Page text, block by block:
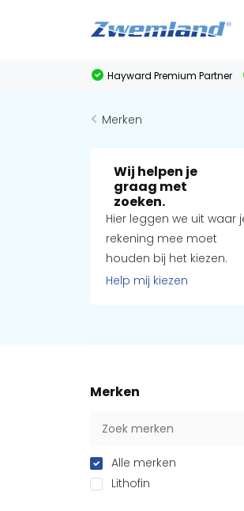
Hayward Premium Partner
Merken
Wij helpen je
graag met
zoeken.
Hier leggen we uit waar
rekening mee moet
houden bij het kiezen.
Help mij kiezen
Merken
Alle merken
Lithofin